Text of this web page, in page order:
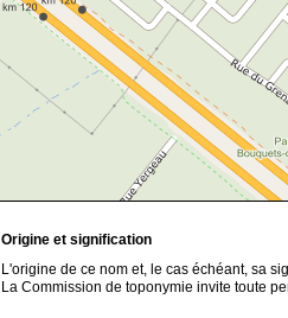
Origine et signification
L'origine de ce nom et, le cas échéant, sa
La Commission de toponymie invite toute